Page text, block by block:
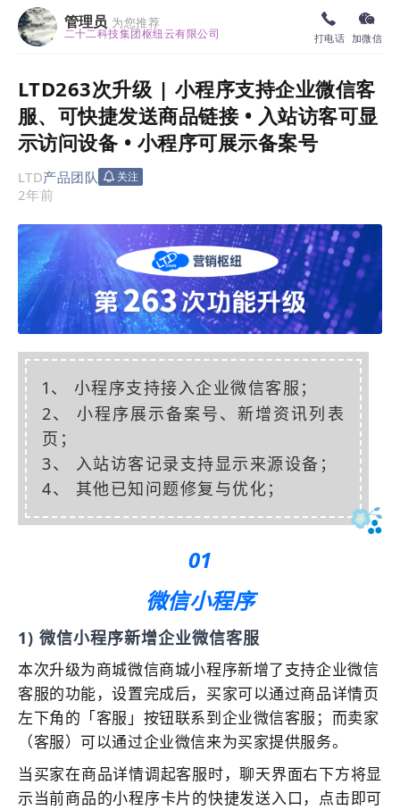
管理员 为您推荐
二十二科技集团枢纽云有限公司 打电话 加微信
LTD263次升级 | 小程序支持企业微信客
服、可快捷发送商品链接 • 入站访客可显
示访问设备 • 小程序可展示备案号
LTD产品团队 关注
2年前
1、 小程序支持接入企业微信客服；
2、 小程序展示备案号、新增资讯列表
页；
3、 入站访客记录支持显示来源设备；
4、 其他已知问题修复与优化；
01
微信小程序
1) 微信小程序新增企业微信客服
本次升级为商城微信商城小程序新增了支持企业微信
客服的功能，设置完成后，买家可以通过商品详情页
左下角的「客服」按钮联系到企业微信客服；而卖家
（客服）可以通过企业微信来为买家提供服务。
当买家在商品详情调起客服时，聊天界面右下方将显
示当前商品的小程序卡片的快捷发送入口，点击即可